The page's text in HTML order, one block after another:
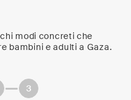
modi concreti che
bambini e adulti a Gaza.
3